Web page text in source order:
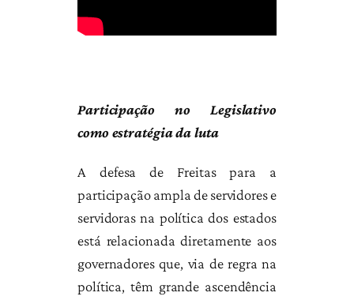
Participação no Legislativo
como estratégia da luta
A defesa de Freitas para a
participação ampla de servidores e
servidoras na política dos estados
está relacionada diretamente aos
governadores que, via de regra na
política, têm grande ascendência